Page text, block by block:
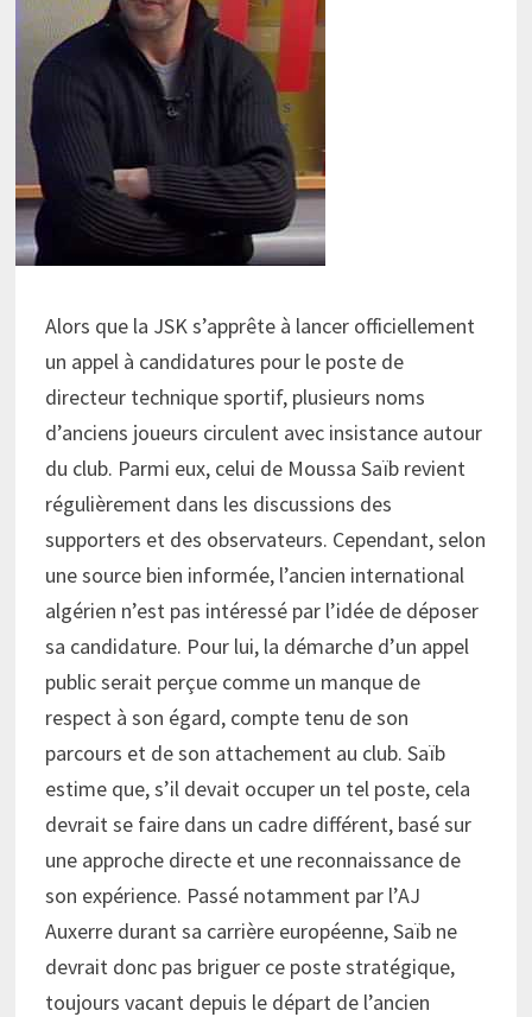
Alors que la JSK s’apprête à lancer officiellement
un appel à candidatures pour le poste de
directeur technique sportif, plusieurs noms
d’anciens joueurs circulent avec insistance autour
du club. Parmi eux, celui de Moussa Saïb revient
régulièrement dans les discussions des
supporters et des observateurs. Cependant, selon
une source bien informée, l’ancien international
algérien n’est pas intéressé par l’idée de déposer
sa candidature. Pour lui, la démarche d’un appel
public serait perçue comme un manque de
respect à son égard, compte tenu de son
parcours et de son attachement au club. Saïb
estime que, s’il devait occuper un tel poste, cela
devrait se faire dans un cadre différent, basé sur
une approche directe et une reconnaissance de
son expérience. Passé notamment par l’AJ
Auxerre durant sa carrière européenne, Saïb ne
devrait donc pas briguer ce poste stratégique,
toujours vacant depuis le départ de l’ancien